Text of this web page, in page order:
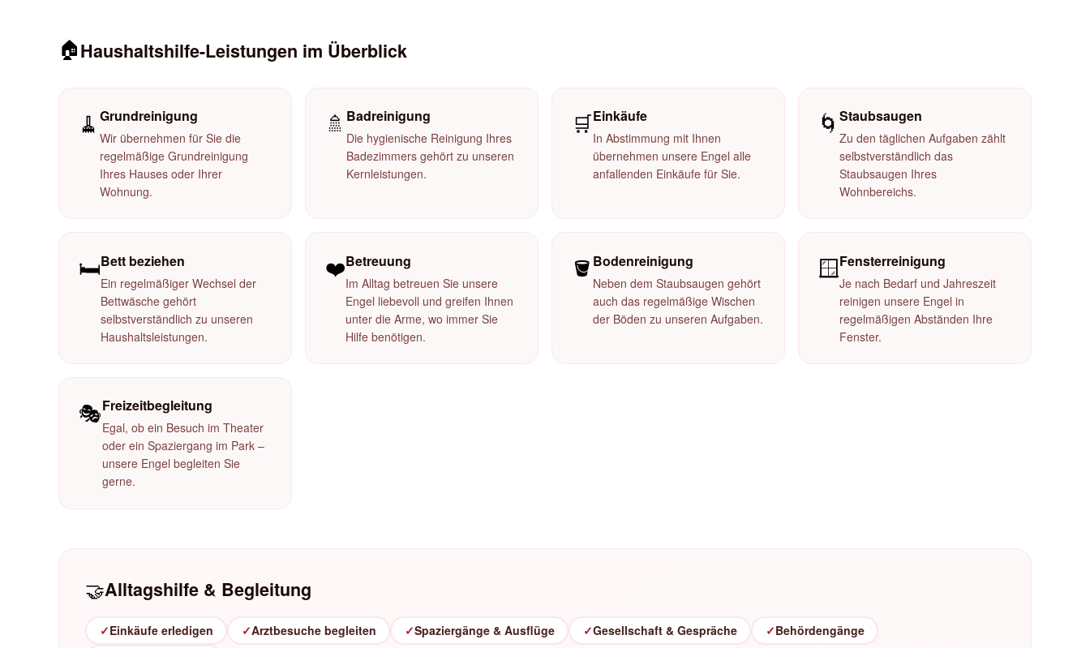
🏠Haushaltshilfe-Leistungen im Überblick
🧹 Grundreinigung
Wir übernehmen für Sie die
regelmäßige Grundreinigung
Ihres Hauses oder Ihrer
Wohnung.
🚿 Badreinigung
Die hygienische Reinigung Ihres
Badezimmers gehört zu unseren
Kernleistungen.
🛒Einkäufe
In Abstimmung mit Ihnen
übernehmen unsere Engel alle
anfallenden Einkäufe für Sie.
🌀 Staubsaugen
Zu den täglichen Aufgaben zählt
selbstverständlich das
Staubsaugen Ihres
Wohnbereichs.
🛏️Bett beziehen
Ein regelmäßiger Wechsel der
Bettwäsche gehört
selbstverständlich zu unseren
Haushaltsleistungen.
❤️Betreuung
Im Alltag betreuen Sie unsere
Engel liebevoll und greifen Ihnen
unter die Arme, wo immer Sie
Hilfe benötigen.
🪣 Bodenreinigung
Neben dem Staubsaugen gehört
auch das regelmäßige Wischen
der Böden zu unseren Aufgaben.
🪟Fensterreinigung
Je nach Bedarf und Jahreszeit
reinigen unsere Engel in
regelmäßigen Abständen Ihre
Fenster.
🎭Freizeitbegleitung
Egal, ob ein Besuch im Theater
oder ein Spaziergang im Park –
unsere Engel begleiten Sie
gerne.
🤝Alltagshilfe & Begleitung
✓Einkäufe erledigen ✓Arztbesuche begleiten ✓Spaziergänge & Ausflüge ✓Gesellschaft & Gespräche ✓Behördengänge